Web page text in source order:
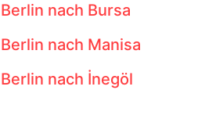
nach Bursa
nach Manisa
nach İnegöl